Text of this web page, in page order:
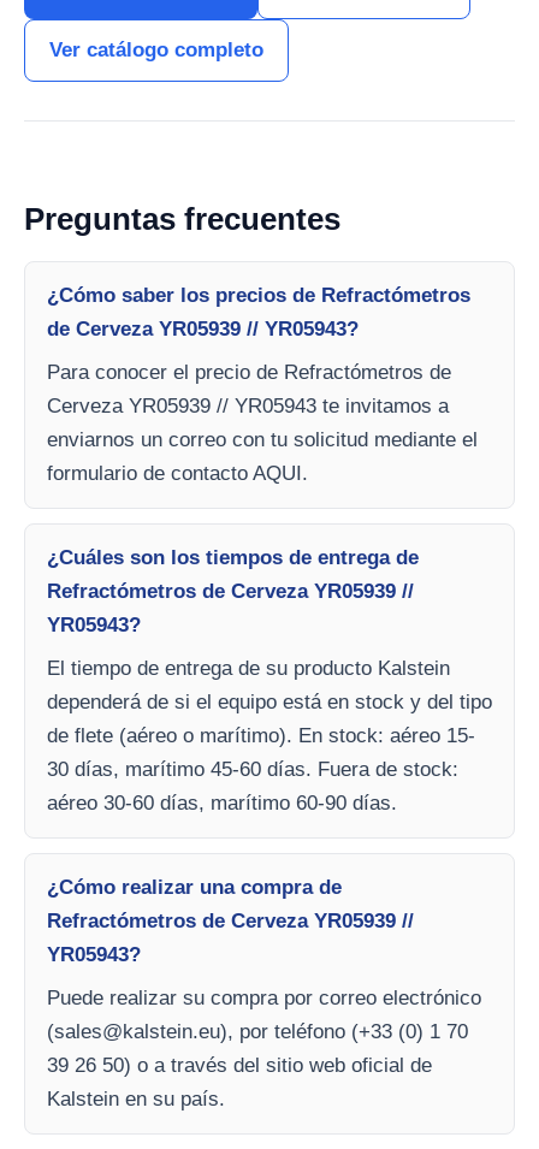
Ver catálogo completo
Preguntas frecuentes
¿Cómo saber los precios de Refractómetros
de Cerveza YR05939 // YR05943?
Para conocer el precio de Refractómetros de
Cerveza YR05939 // YR05943 te invitamos a
enviarnos un correo con tu solicitud mediante el
formulario de contacto AQUI.
¿Cuáles son los tiempos de entrega de
Refractómetros de Cerveza YR05939 //
YR05943?
El tiempo de entrega de su producto Kalstein
dependerá de si el equipo está en stock y del tipo
de flete (aéreo o marítimo). En stock: aéreo 15-
30 días, marítimo 45-60 días. Fuera de stock:
aéreo 30-60 días, marítimo 60-90 días.
¿Cómo realizar una compra de
Refractómetros de Cerveza YR05939 //
YR05943?
Puede realizar su compra por correo electrónico
(sales@kalstein.eu), por teléfono (+33 (0) 1 70
39 26 50) o a través del sitio web oficial de
Kalstein en su país.